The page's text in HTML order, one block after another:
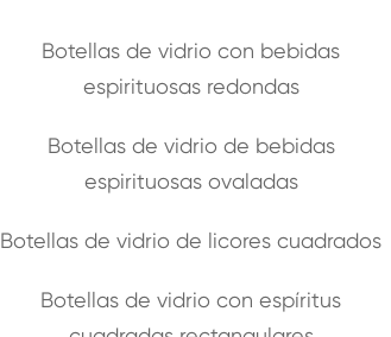
Botellas de vidrio con bebidas
espirituosas redondas
Botellas de vidrio de bebidas
espirituosas ovaladas
Botellas de vidrio de licores cuadrados
Botellas de vidrio con espíritus